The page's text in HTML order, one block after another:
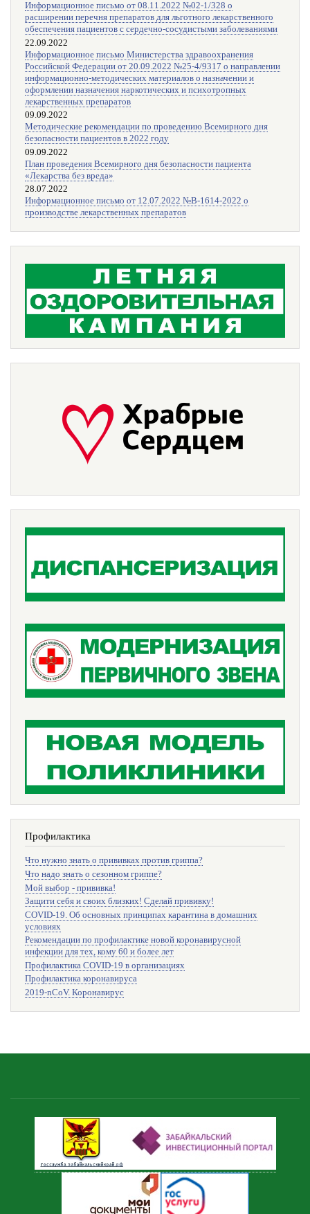
Информационное письмо от 08.11.2022 №02-1/328 о
расширении перечня препаратов для льготного лекарственного
обеспечения пациентов с сердечно-сосудистыми заболеваниями
22.09.2022
Информационное письмо Министерства здравоохранения
Российской Федерации от 20.09.2022 №25-4/9317 о направлении
информационно-методических материалов о назначении и
оформлении назначения наркотических и психотропных
лекарственных препаратов
09.09.2022
Методические рекомендации по проведению Всемирного дня
безопасности пациентов в 2022 году
09.09.2022
План проведения Всемирного дня безопасности пациента
«Лекарства без вреда»
28.07.2022
Информационное письмо от 12.07.2022 №В-1614-2022 о
производстве лекарственных препаратов
Профилактика
Что нужно знать о прививках против гриппа?
Что надо знать о сезонном гриппе?
Мой выбор - прививка!
Защити себя и своих близких! Сделай прививку!
COVID-19. Об основных принципах карантина в домашних
условиях
Рекомендации по профилактике новой коронавирусной
инфекции для тех, кому 60 и более лет
Профилактика COVID-19 в организациях
Профилактика коронавируса
2019-nCoV. Коронавирус